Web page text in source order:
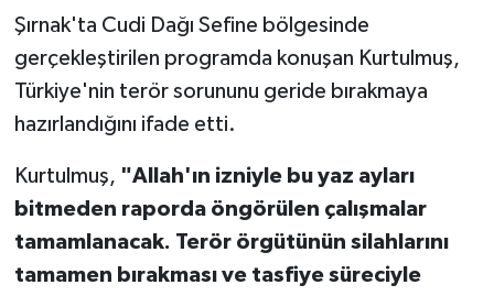
Şırnak'ta Cudi Dağı Sefine bölgesinde
gerçekleştirilen programda konuşan Kurtulmuş,
Türkiye'nin terör sorununu geride bırakmaya
hazırlandığını ifade etti.
Kurtulmuş, "Allah'ın izniyle bu yaz ayları
bitmeden raporda öngörülen çalışmalar
tamamlanacak. Terör örgütünün silahlarını
tamamen bırakması ve tasfiye süreciyle